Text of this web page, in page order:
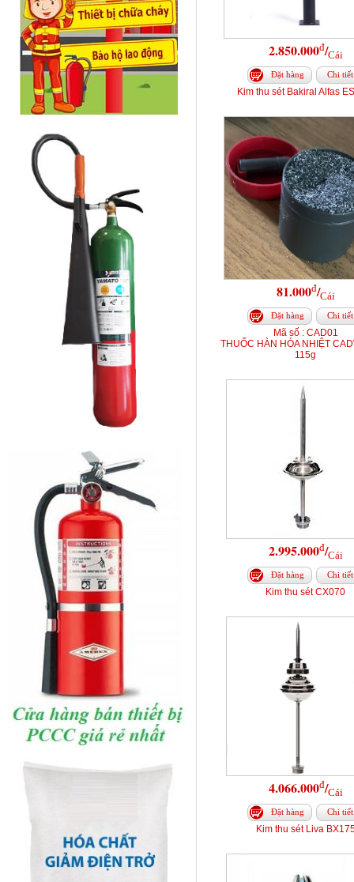
2.850.000đ/Cái
Đặt hàng Chi tiết
Kim thu sét Bakiral Alfas
81.000đ/Cái
Đặt hàng Chi tiết
Mã số : CAD01
THUỐC HÀN HÓA NHIỆT
115g
2.995.000đ/Cái
Đặt hàng Chi tiết
Kim thu sét CX070
4.066.000đ/Cái
Đặt hàng Chi tiết
Kim thu sét Liva